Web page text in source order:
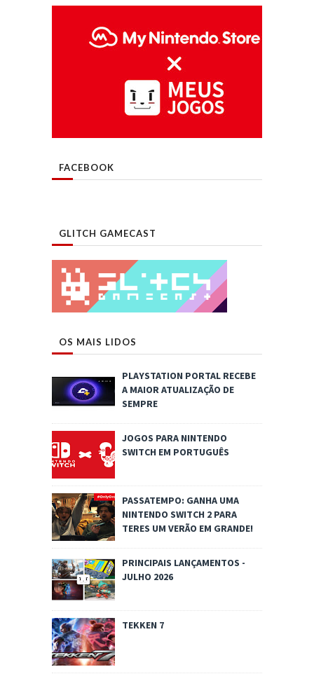
FACEBOOK
GLITCH GAMECAST
OS MAIS LIDOS
PLAYSTATION PORTAL RECEBE
A MAIOR ATUALIZAÇÃO DE
SEMPRE
JOGOS PARA NINTENDO
SWITCH EM PORTUGUÊS
PASSATEMPO: GANHA UMA
NINTENDO SWITCH 2 PARA
TERES UM VERÃO EM GRANDE!
PRINCIPAIS LANÇAMENTOS -
JULHO 2026
TEKKEN 7